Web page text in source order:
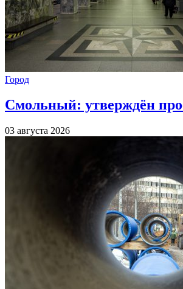
Город
Смольный: утверждён
03 августа 2026